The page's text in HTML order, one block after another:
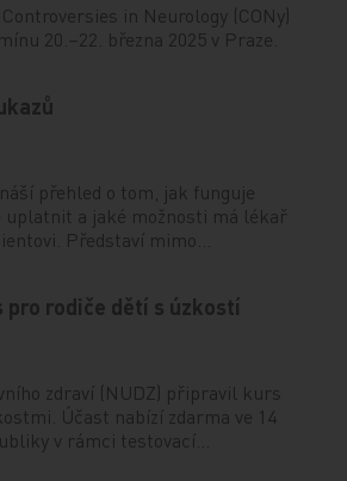
in Neurology (CONy)
20.–22. března 2025 v Praze.
přehled o tom, jak funguje
uplatnit a jaké možnosti má lékař
Představí mimo…
pro rodiče dětí s úzkostí
zdraví (NUDZ) připravil kurs
Účast nabízí zdarma ve 14
v rámci testovací…